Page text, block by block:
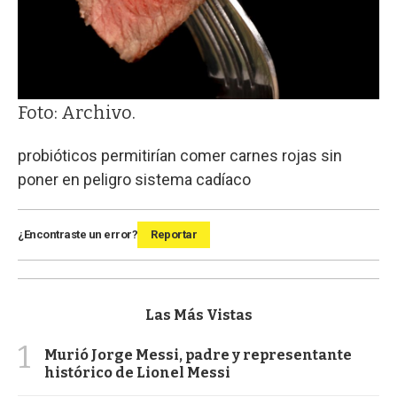
Foto: Archivo.
probióticos permitirían comer carnes rojas sin
poner en peligro sistema cadíaco
¿Encontraste un error? Reportar
Las Más Vistas
1
Murió Jorge Messi, padre y representante
histórico de Lionel Messi